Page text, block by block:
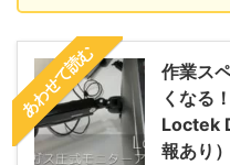
あわせて読む
作業ス
くなる
Loctek
報あり）